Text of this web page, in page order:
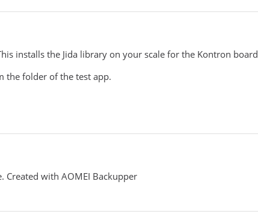
installs the Jida library on your scale for the Kontron
the folder of the test app.
Created with AOMEI Backupper